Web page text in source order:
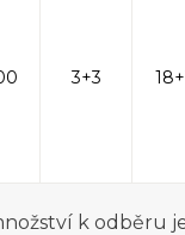
3+3
k odběru